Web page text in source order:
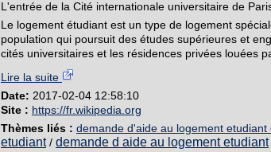
L'entrée de la Cité internationale universitaire de
Le logement étudiant est un type de logement
population qui poursuit des études supérieures et
cités universitaires et les résidences privées louées
Lire la suite
Date: 2017-02-04 12:58:10
Site : https://fr.wikipedia.org
Thèmes liés : demande d'aide au logement etudiant
etudiant/ demande d aide au logement etudiant